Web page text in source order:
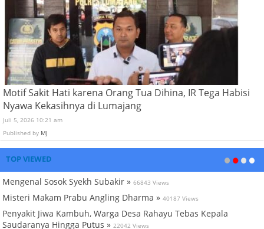
Motif Sakit Hati karena Orang Tua Dihina, IR Tega Habisi
Nyawa Kekasihnya di Lumajang
Juli 5, 2026 10:21 am
Published by MJ
TOP VIEWED
Mengenal Sosok Syekh Subakir » 66843 Views
Misteri Makam Prabu Angling Dharma » 40187 Views
Penyakit Jiwa Kambuh, Warga Desa Rahayu Tebas Kepala
Saudaranya Hingga Putus » 22042 Views